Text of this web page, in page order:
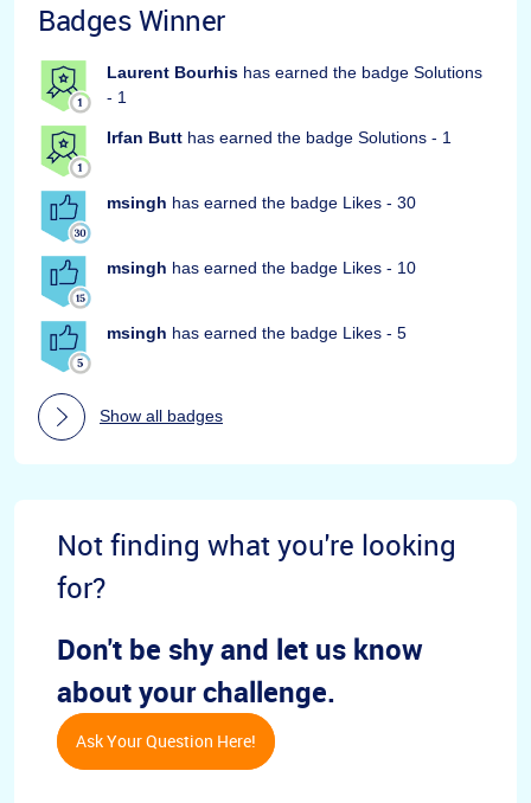
Badges Winner
Laurent Bourhis has earned the badge Solutions
- 1
Irfan Butt has earned the badge Solutions - 1
msingh has earned the badge Likes - 30
msingh has earned the badge Likes - 10
msingh has earned the badge Likes - 5
Show all badges
Not finding what you're looking
for?
Don't be shy and let us know
about your challenge.
Ask Your Question Here!